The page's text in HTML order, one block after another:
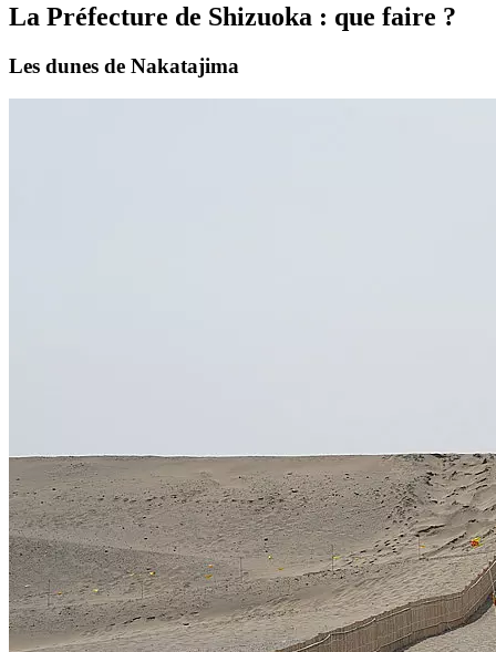
La Préfecture de Shizuoka : que faire ?
Les dunes de Nakatajima